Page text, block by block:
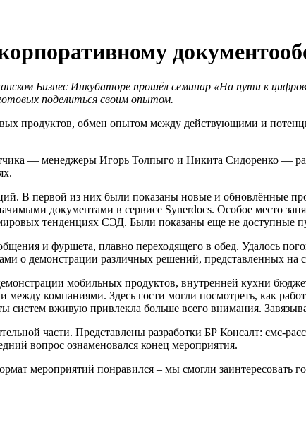
Бизнес Инкубаторе прошёл семинар «На пути к
поделиться своим опытом.
продуктов, обмен опытом между действующими и
— менеджеры Игорь Толпыго и Никита Сидоренко —
В первой из них были показаны новые и обновлённые
документами в сервисе Synerdocs. Особое место
тенденциях СЭД. Были показаны еще не доступные
и фуршета, плавно переходящего в обед. Удалось
о демонстрации различных решений, представленных
мобильных продуктов, внутренней кухни
между компаниями. Здесь гости могли посмотреть, как
систем вживую привлекла больше всего внимания.
части. Представлены разработки БР Консалт: смс-
вопрос ознаменовался конец мероприятия.
мероприятий понравился – мы смогли заинтересовать